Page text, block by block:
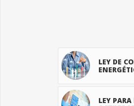
LEY DE
LEY